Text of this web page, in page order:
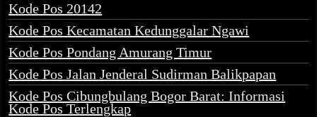
Kode Pos 20142
Kode Pos Kecamatan Kedunggalar Ngawi
Kode Pos Pondang Amurang Timur
Kode Pos Jalan Jenderal Sudirman Balikpapan
Kode Pos Cibungbulang Bogor Barat: Informasi
Kode Pos Terlengkap